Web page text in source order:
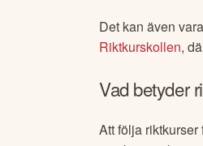
Det kan även
Riktkurskollen,
Vad betyder
Att följa